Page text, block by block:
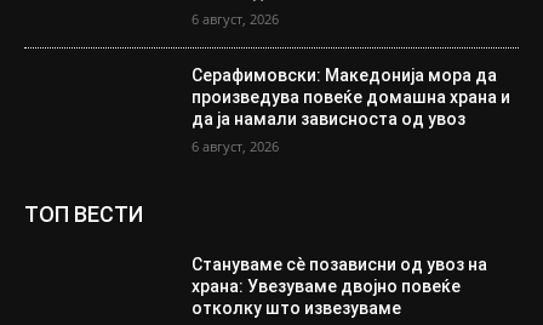
6 август, 2026
Серафимовски: Македонија мора да
произведува повеќе домашна храна и
да ја намали зависноста од увоз
6 август, 2026
ТОП ВЕСТИ
Стануваме сè позависни од увоз на
храна: Увезуваме двојно повеќе
отколку што извезуваме